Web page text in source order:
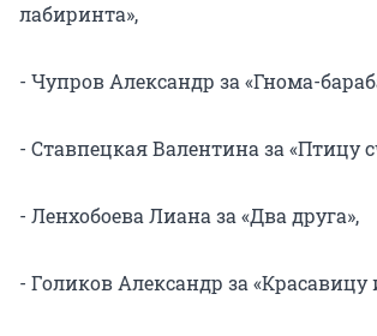
лабиринта»,
- Чупров Александр за «Гнома-
- Ставпецкая Валентина за «Птицу
- Ленхобоева Лиана за «Два друга»,
- Голиков Александр за